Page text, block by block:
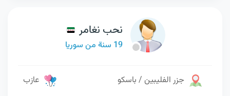
نحب نغامر
19 سنة من سوريا
جزر الفليبين / باسكو عازب